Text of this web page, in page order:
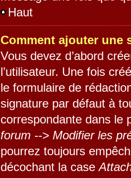
Haut
Comment ajouter une
Vous devez d’abord
l’utilisateur. Une fois
le formulaire de
signature par défaut à
correspondante dans le
forum --> Modifier les
pourrez toujours
décochant la case